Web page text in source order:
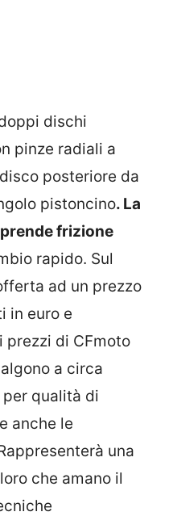
dischi
pinze radiali a
posteriore da
pistoncino. La
frizione
rapido. Sul
ad un prezzo
in euro e
prezzi di CFmoto
a circa
per qualità di
anche le
una
che amano il